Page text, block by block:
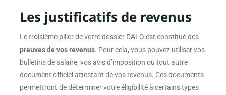
Les justificatifs de revenus
Le troisième pilier de votre dossier DALO est constitué des
preuves de vos revenus. Pour cela, vous pouvez utiliser vos
bulletins de salaire, vos avis d’imposition ou tout autre
document officiel attestant de vos revenus. Ces documents
permettront de déterminer votre éligibilité à certains types